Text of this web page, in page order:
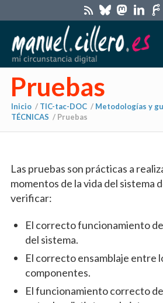
Pruebas
Inicio / TIC-tac-DOC / Metodologías y
TÉCNICAS / Pruebas
Las pruebas son prácticas a
momentos de la vida del sistema
verificar:
El correcto funcionamiento
del sistema.
El correcto ensamblaje entre
componentes.
El funcionamiento correcto